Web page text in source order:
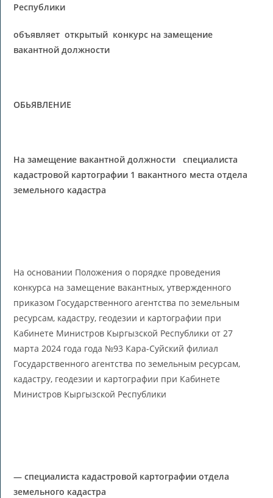
Республики
объявляетоткрытый конкурс на замещение
вакантной должности
ОБЬЯВЛЕНИЕ
На замещение вакантной должности специалиста
кадастровой картографии 1 вакантного места отдела
земельного кадастра
На основании Положения о порядке проведения
конкурса на замещение вакантных, утвержденного
приказом Государственного агентства по земельным
ресурсам, кадастру, геодезии и картографии при
Кабинете Министров Кыргызской Республики от 27
марта 2024 года года №93 Кара-Суйский филиал
Государственного агентства по земельным ресурсам,
кадастру, геодезии и картографии при Кабинете
Министров Кыргызской Республики
— специалиста кадастровой картографии отдела
земельного кадастра